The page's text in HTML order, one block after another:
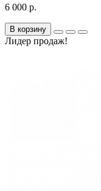
6 000 р.
В корзину
Лидер продаж!